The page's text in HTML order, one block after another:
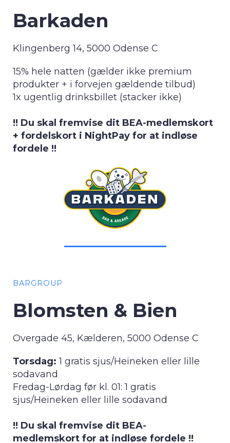
Barkaden
Klingenberg 14, 5000 Odense C
15% hele natten (gælder ikke premium
produkter + i forvejen gældende tilbud)
1x ugentlig drinksbillet (stacker ikke)
!! Du skal fremvise dit BEA-medlemskort
+ fordelskort i NightPay for at indløse
fordele !!
BARGROUP
Blomsten & Bien
Overgade 45, Kælderen, 5000 Odense C
Torsdag: 1 gratis sjus/Heineken eller lille
sodavand
Fredag-Lørdag før kl. 01: 1 gratis
sjus/Heineken eller lille sodavand
!! Du skal fremvise dit BEA-
medlemskort for at indløse fordele !!